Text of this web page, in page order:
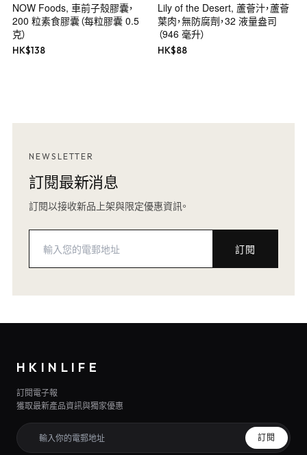
NOW Foods, 車前子殼膠囊，
200 粒素食膠囊（每粒膠囊 0.5
克）
HK$138
Lily of the Desert, 蘆薈汁，蘆薈
葉肉，無防腐劑，32 液量盎司
（946 毫升）
HK$88
NEWSLETTER
訂閱最新消息
訂閱以接收新品上架與限定優惠資訊。
訂閱
HKINLIFE
訂閱電子報
獲取最新產品資訊與獨家優惠
訂閱